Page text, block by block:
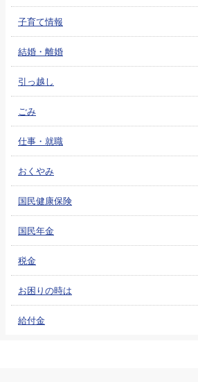
子育て情報
結婚・離婚
引っ越し
ごみ
仕事・就職
おくやみ
国民健康保険
国民年金
税金
お困りの時は
給付金